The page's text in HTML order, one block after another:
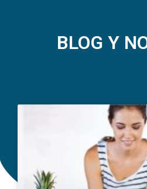
BLOG Y